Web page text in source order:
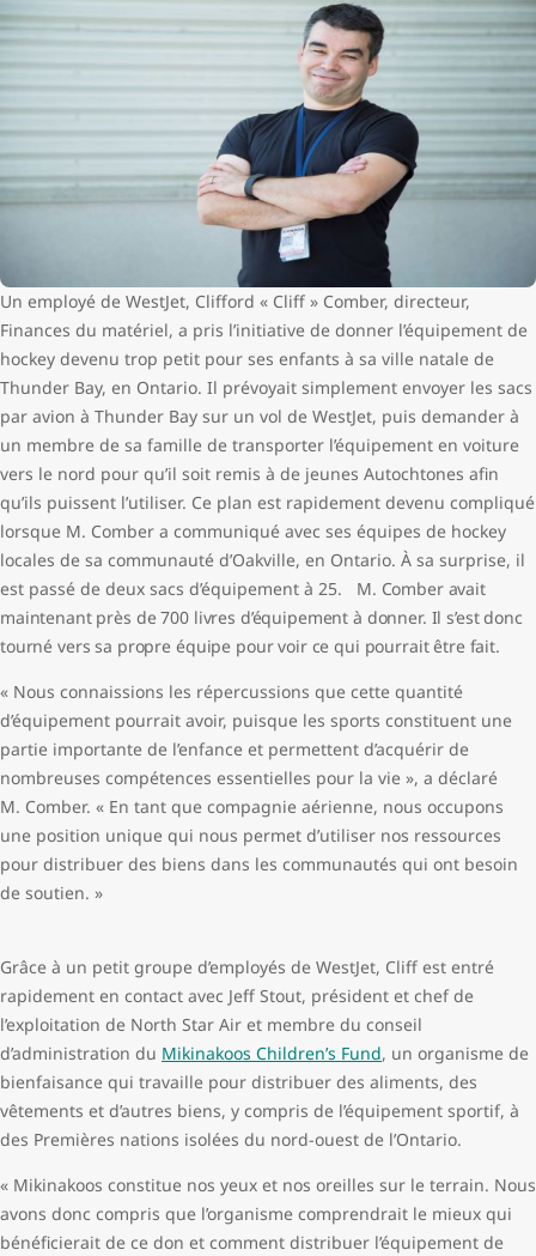
Un employé de WestJet, Clifford « Cliff » Comber, directeur,
Finances du matériel, a pris l’initiative de donner l’équipement de
hockey devenu trop petit pour ses enfants à sa ville natale de
Thunder Bay, en Ontario. Il prévoyait simplement envoyer les sacs
par avion à Thunder Bay sur un vol de WestJet, puis demander à
un membre de sa famille de transporter l’équipement en voiture
vers le nord pour qu’il soit remis à de jeunes Autochtones afin
qu’ils puissent l’utiliser. Ce plan est rapidement devenu compliqué
lorsque M. Comber a communiqué avec ses équipes de hockey
locales de sa communauté d’Oakville, en Ontario. À sa surprise, il
est passé de deux sacs d’équipement à 25. M. Comber avait
maintenant près de 700 livres d’équipement à donner. Il s’est donc
tourné vers sa propre équipe pour voir ce qui pourrait être fait.
« Nous connaissions les répercussions que cette quantité
d’équipement pourrait avoir, puisque les sports constituent une
partie importante de l’enfance et permettent d’acquérir de
nombreuses compétences essentielles pour la vie », a déclaré
M. Comber. « En tant que compagnie aérienne, nous occupons
une position unique qui nous permet d’utiliser nos ressources
pour distribuer des biens dans les communautés qui ont besoin
de soutien. »
Grâce à un petit groupe d’employés de WestJet, Cliff est entré
rapidement en contact avec Jeff Stout, président et chef de
l’exploitation de North Star Air et membre du conseil
d’administration du Mikinakoos Children’s Fund, un organisme de
bienfaisance qui travaille pour distribuer des aliments, des
vêtements et d’autres biens, y compris de l’équipement sportif, à
des Premières nations isolées du nord-ouest de l’Ontario.
« Mikinakoos constitue nos yeux et nos oreilles sur le terrain. Nous
avons donc compris que l’organisme comprendrait le mieux qui
bénéficierait de ce don et comment distribuer l’équipement de